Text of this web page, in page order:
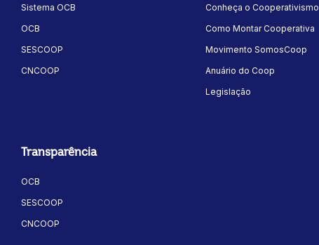
Sistema OCB
OCB
SESCOOP
CNCOOP
Conheça o Cooperativismo
Como Montar Cooperativa
Movimento SomosCoop
Anuário do Coop
Legislação
Transparência
OCB
SESCOOP
CNCOOP